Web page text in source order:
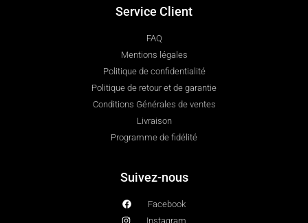
Service Client
FAQ
Mentions légales
Politique de confidentialité
Politique de retour et de garantie
Conditions Générales de ventes
Livraison
Programme de fidélité
Suivez-nous
Facebook
Instagram